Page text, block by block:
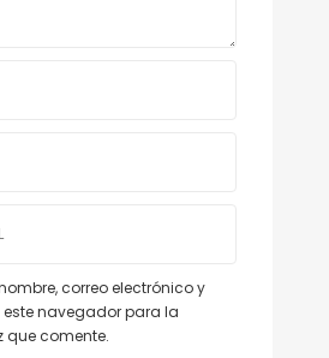
correo electrónico y
este navegador para la
que comente.